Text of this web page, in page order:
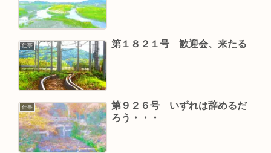
仕事 第１８２１号 歓迎会、来たる
仕事
第９２６号 いずれは辞めるだ
ろう・・・